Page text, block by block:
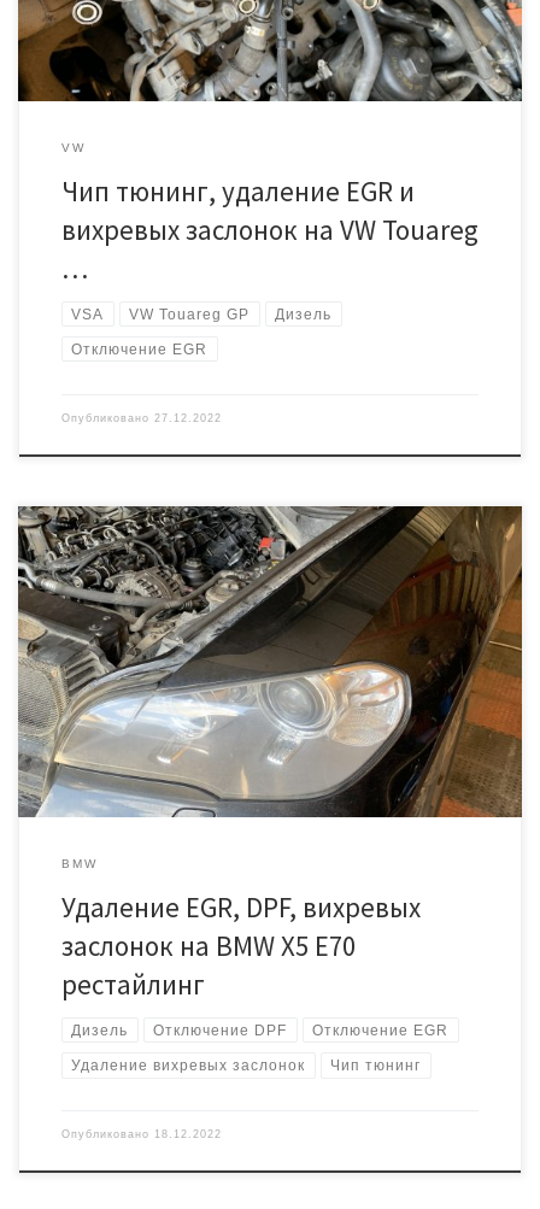
VW
Чип тюнинг, удаление EGR и
вихревых заслонок на VW Touareg
…
VSA VW Touareg GP Дизель
Отключение EGR
Опубликовано 27.12.2022
Сделали прошивку БМВ Х5 Е70 с дизельным трехлитровым
двигателем, мощностью 245 лошадиных сил. Проблем и ошибок
никаких не было, но владелец авто решил прибавить мощности
двигателю и отключить клапан EGR и сажевый фильтр (DPF).
Будем использовать лучшие программные решения в сфере чип
тюнинга, а так же фирменные заглушки и custom […]
BMW
Удаление EGR, DPF, вихревых
заслонок на BMW X5 E70
рестайлинг
Дизель Отключение DPF Отключение EGR
Удаление вихревых заслонок Чип тюнинг
Опубликовано 18.12.2022